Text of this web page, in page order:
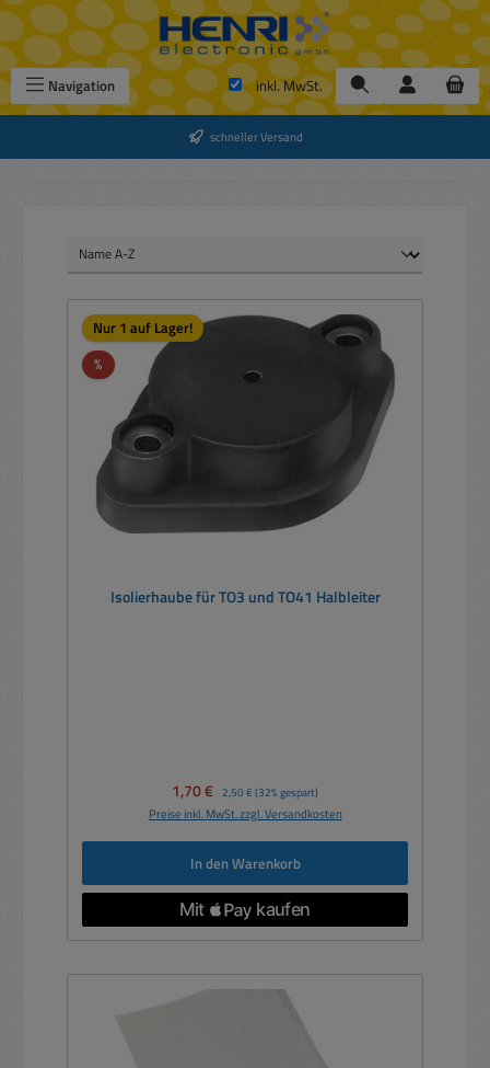
Zum Hauptinhalt springen
Navigation inkl. MwSt.
schneller Versand
Nur 1 auf Lager!
%Rabatt
Isolierhaube für TO3 und TO41 Halbleiter
Verkaufspreis:
1,70 € Regulärer Preis:
2,50 € (32% gespart)
Preise inkl. MwSt. zzgl. Versandkosten
In den Warenkorb